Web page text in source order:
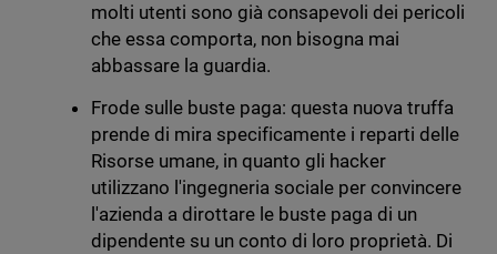
molti utenti sono già consapevoli dei pericoli
che essa comporta, non bisogna mai
abbassare la guardia.
Frode sulle buste paga: questa nuova truffa
prende di mira specificamente i reparti delle
Risorse umane, in quanto gli hacker
utilizzano l'ingegneria sociale per convincere
l'azienda a dirottare le buste paga di un
dipendente su un conto di loro proprietà. Di